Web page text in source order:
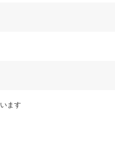
ます